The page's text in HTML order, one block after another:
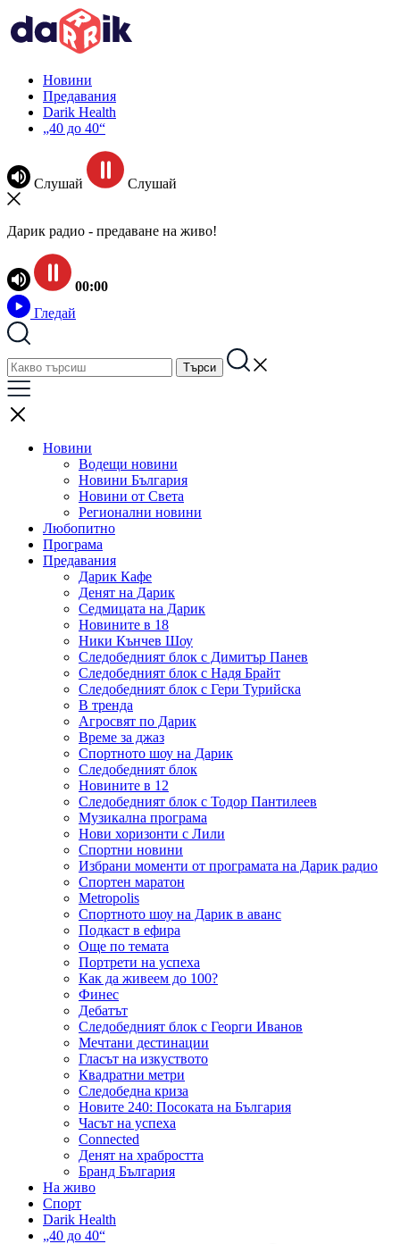
Новини
Предавания
Darik Health
„40 до 40“
Слушай Слушай
Дарик радио - предаване на живо!
00:00
Гледай
Новини
Водещи новини
Новини България
Новини от Света
Регионални новини
Любопитно
Програма
Предавания
Дарик Кафе
Денят на Дарик
Седмицата на Дарик
Новините в 18
Ники Кънчев Шоу
Следобедният блок с Димитър Панев
Следобедният блок с Надя Брайт
Следобедният блок с Гери Турийска
В тренда
Агросвят по Дарик
Време за джаз
Спортното шоу на Дарик
Следобедният блок
Новините в 12
Следобедният блок с Тодор Пантилеев
Музикална програма
Нови хоризонти с Лили
Спортни новини
Избрани моменти от програмата на Дарик радио
Спортен маратон
Metropolis
Спортното шоу на Дарик в аванс
Подкаст в ефира
Още по темата
Портрети на успеха
Как да живеем до 100?
Финес
Дебатът
Следобедният блок с Георги Иванов
Мечтани дестинации
Гласът на изкуството
Квадратни метри
Следобедна криза
Новите 240: Посоката на България
Часът на успеха
Connected
Денят на храбростта
Бранд България
На живо
Спорт
Darik Health
„40 до 40“